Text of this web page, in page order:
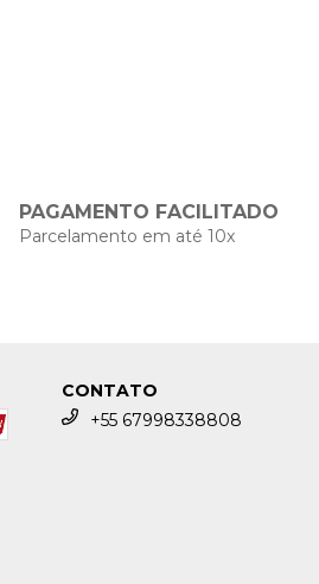
PAGAMENTO FACILITADO
Parcelamento em até 10x
CONTATO
+55 67998338808